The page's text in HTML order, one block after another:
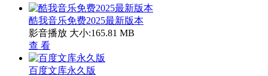
酷我音乐免费2025最新版本
影音播放 大小:165.81 MB
查 看
百度文库永久版